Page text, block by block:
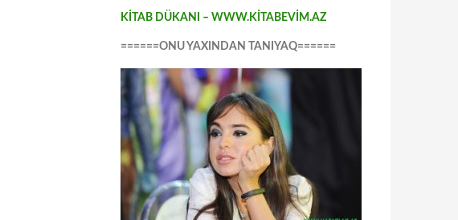
KİTAB DÜKANI – WWW.KİTABEVİM.AZ
======ONU YAXINDAN TANIYAQ======